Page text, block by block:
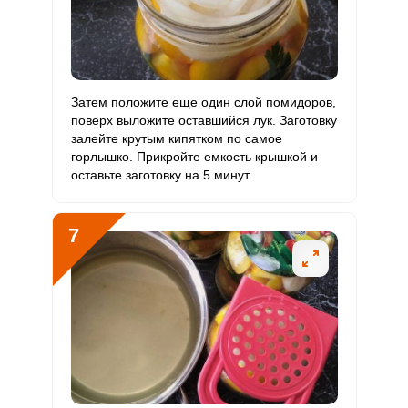
Затем положите еще один слой помидоров,
поверх выложите оставшийся лук. Заготовку
залейте крутым кипятком по самое
горлышко. Прикройте емкость крышкой и
оставьте заготовку на 5 минут.
7